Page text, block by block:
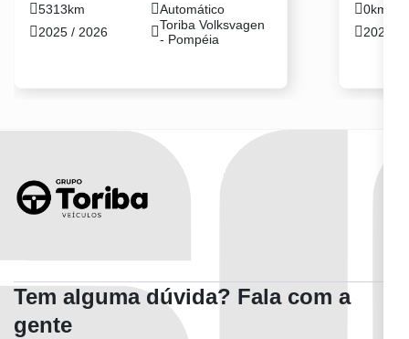
5313km
Automático
2025 / 2026
Toriba Volksvagen
- Pompéia
0km
2026 /
Tem alguma dúvida? Fala com a
gente